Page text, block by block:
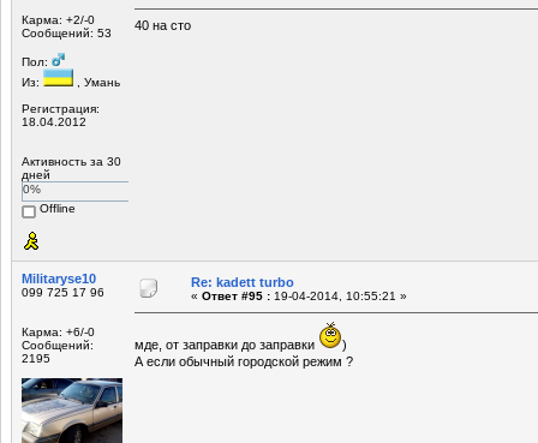
Карма: +2/-0
Сообщений: 53
Пол:
Из:
, Умань
Регистрация:
18.04.2012
Активность за 30
дней
0%
Offline
40 на сто
Militaryse10
099 725 17 96
Карма: +6/-0
Сообщений:
2195
Re: kadett turbo
« Ответ #95 : 19-04-2014, 10:55:21 »
мде, от заправки до заправки
)
А если обычный городской режим ?